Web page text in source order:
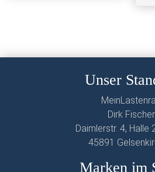
Unser
Dirk Fischer
Daimlerstr. 4, Halle
45891
Marken im